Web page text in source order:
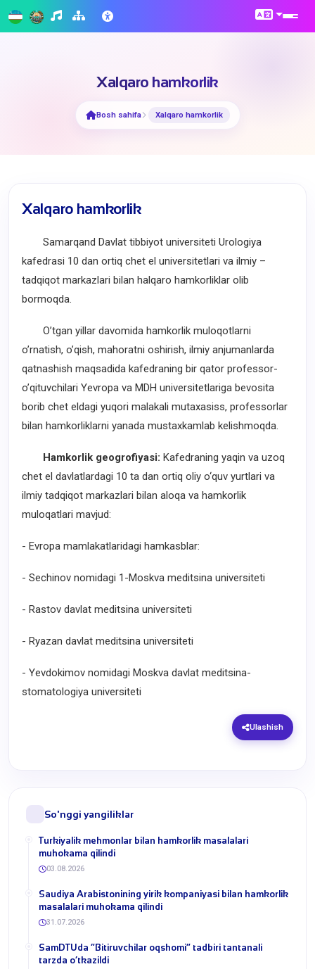
Xalqaro hamkorlik
Bosh sahifa Xalqaro hamkorlik
Xalqaro hamkorlik
Samarqand Davlat tibbiyot universiteti Urologiya
kafedrasi 10 dan ortiq chet el universitetlari va ilmiy –
tadqiqot markazlari bilan halqaro hamkorliklar olib
bormoqda.
O’tgan yillar davomida hamkorlik muloqotlarni
oʼrnatish, oʼqish, mahoratni oshirish, ilmiy anjumanlarda
qatnashish maqsadida kafedraning bir qator professor-
o’qituvchilari Yevropa va MDH universitetlariga bevosita
borib chet eldagi yuqori malakali mutaxasiss, professorlar
bilan hamkorliklarni yanada mustaxkamlab kelishmoqda.
Hamkorlik geogrofiyasi: Kafedraning yaqin va uzoq
chet el davlatlardagi 10 ta dan ortiq oliy o‘quv yurtlari va
ilmiy tadqiqot markazlari bilan aloqa va hamkorlik
muloqatlari mavjud:
- Evropa mamlakatlaridagi hamkasblar:
- Sechinov nomidagi 1-Moskva meditsina universiteti
- Rastov davlat meditsina universiteti
- Ryazan davlat meditsina universiteti
- Yevdokimov nomidagi Moskva davlat meditsina-
stomatologiya universiteti
Ulashish
So'nggi yangiliklar
Turkiyalik mehmonlar bilan hamkorlik masalalari
muhokama qilindi
03.08.2026
​Saudiya Arabistonining yirik kompaniyasi bilan hamkorlik
masalalari muhokama qilindi
31.07.2026
​SamDTUda “Bitiruvchilar oqshomi” tadbiri tantanali
tarzda o‘tkazildi